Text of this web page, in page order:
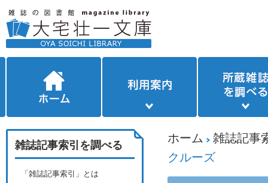
ホーム
雑誌記事
クルーズ
雑誌記事索引を調べる
「雑誌記事索引」とは